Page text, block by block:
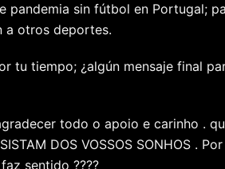
pandemia sin fútbol en Portugal;
a otros deportes.
tu tiempo; ¿algún mensaje final
todo o apoio e carinho .
DOS VOSSOS SONHOS .
sentido ????